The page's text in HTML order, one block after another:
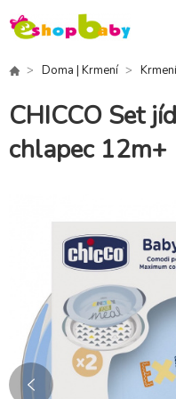
Doma | Krmení Krmení
CHICCO Set
chlapec 12m+